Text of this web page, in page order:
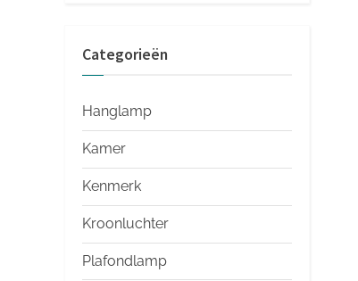
Categorieën
Hanglamp
Kamer
Kenmerk
Kroonluchter
Plafondlamp